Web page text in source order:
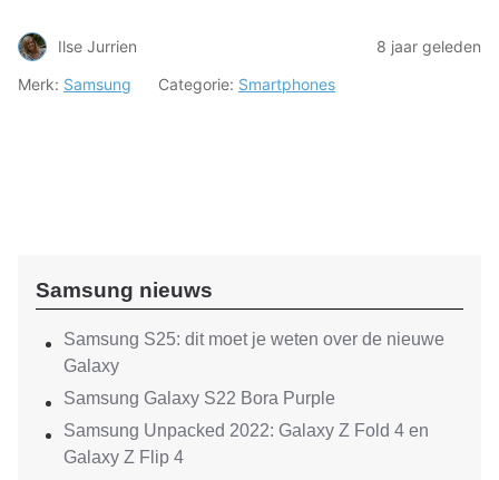
Ilse Jurrien
8 jaar geleden
Merk: Samsung Categorie: Smartphones
Samsung nieuws
Samsung S25: dit moet je weten over de nieuwe
Galaxy
Samsung Galaxy S22 Bora Purple
Samsung Unpacked 2022: Galaxy Z Fold 4 en
Galaxy Z Flip 4